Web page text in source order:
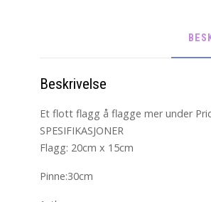
Beskrivelse
Et flott flagg å flagge mer under
SPESIFIKASJONER
Flagg: 20cm x 15cm
Pinne:30cm